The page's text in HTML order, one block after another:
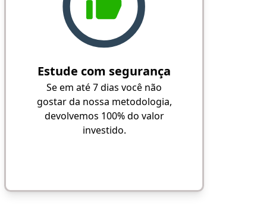
Estude com segurança
Se em até 7 dias você não
gostar da nossa metodologia,
devolvemos 100% do valor
investido.